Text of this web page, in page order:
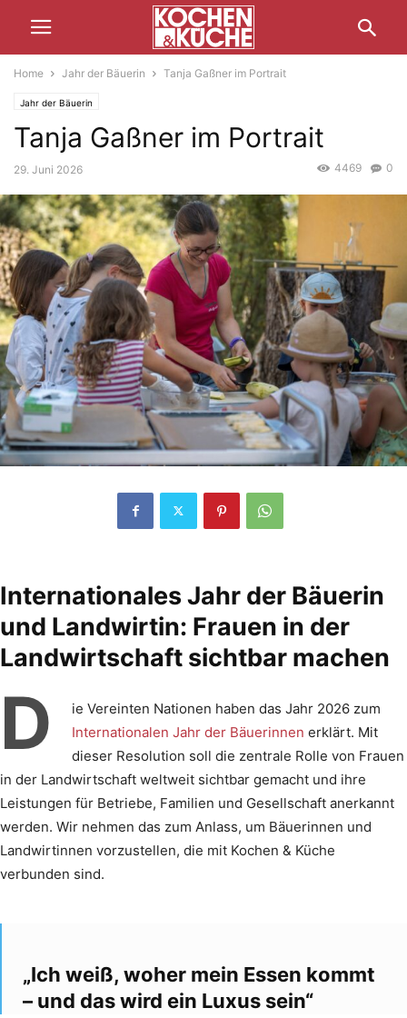
Home Jahr der Bäuerin Tanja Gaßner im Portrait
Jahr der Bäuerin
Tanja Gaßner im Portrait
29. Juni 2026 0
4469
Internationales Jahr der Bäuerin
und Landwirtin: Frauen in der
Landwirtschaft sichtbar machen
D
ie Vereinten Nationen haben das Jahr 2026 zum
Internationalen Jahr der Bäuerinnen erklärt. Mit
dieser Resolution soll die zentrale Rolle von Frauen
in der Landwirtschaft weltweit sichtbar gemacht und ihre
Leistungen für Betriebe, Familien und Gesellschaft anerkannt
werden. Wir nehmen das zum Anlass, um Bäuerinnen und
Landwirtinnen vorzustellen, die mit Kochen & Küche
verbunden sind.
„Ich weiß, woher mein Essen kommt
– und das wird ein Luxus sein“